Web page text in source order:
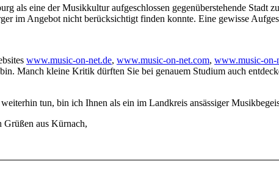
als eine der Musikkultur aufgeschlossen gegenüberstehende Stadt
im Angebot nicht berücksichtigt finden konnte. Eine gewisse
www.music-on-net.de, www.music-on-net.com, www.music-on-
Manch kleine Kritik dürften Sie bei genauem Studium auch
tun, bin ich Ihnen als ein im Landkreis ansässiger
Grüßen aus Kürnach,